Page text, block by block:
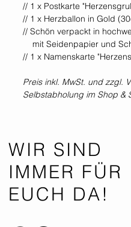
// 1 x Postkarte
// 1 x Herzballon in Gold
// Schön verpackt in
mit Seidenpapier und
// 1 x Namenskarte
Preis inkl. MwSt. und zzgl.
Selbstabholung im Shop &
WIR SIND
IMMER FÜR
EUCH DA!